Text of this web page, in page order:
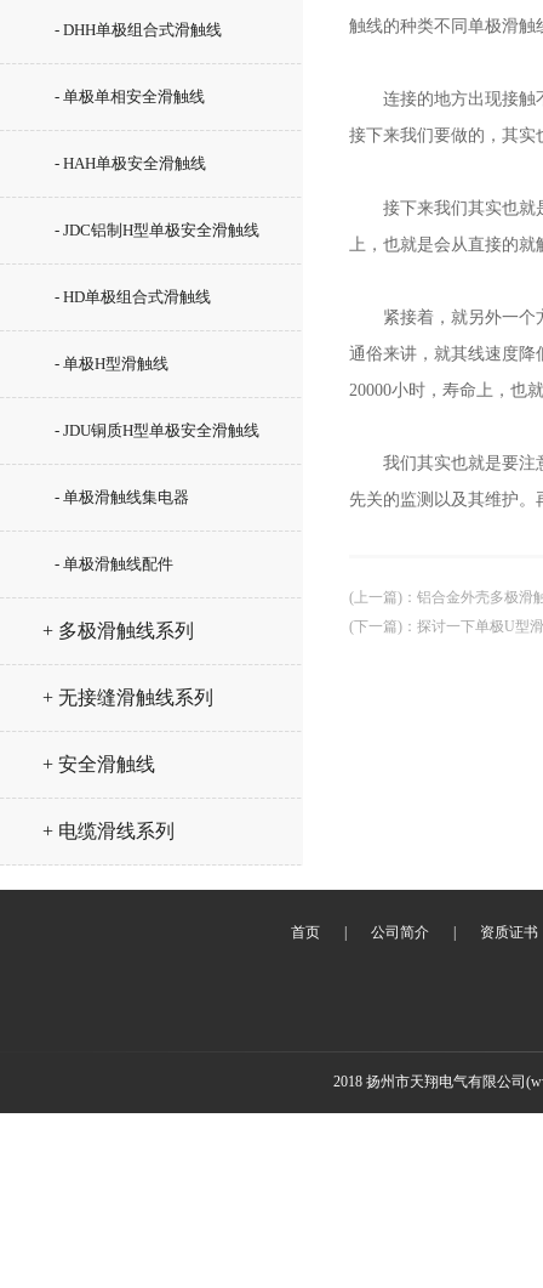
- DHH单极组合式滑触线
- 单极单相安全滑触线
- HAH单极安全滑触线
- JDC铝制H型单极安全滑触线
- HD单极组合式滑触线
- 单极H型滑触线
- JDU铜质H型单极安全滑触线
- 单极滑触线集电器
- 单极滑触线配件
+ 多极滑触线系列
+ 无接缝滑触线系列
+ 安全滑触线
+ 电缆滑线系列
触线的种类不同单极滑触
连接的地方出现接触不
接下来我们要做的，其实
接下来我们其实也就是
上，也就是会从直接的就
紧接着，就另外一个方
通俗来讲，就其线速度降
20000小时，寿命上，也
我们其实也就是要注意
先关的监测以及其维护
(上一篇) ： 铝合金外壳多极滑
(下一篇) ： 探讨一下单极U型
首页 公司简介 资质证书
2018 扬州市天翔电气有限公司